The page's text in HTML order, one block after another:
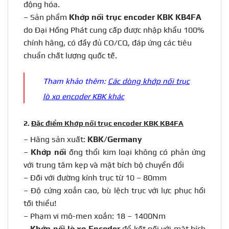
động hóa.
– Sản phẩm Khớp nối trục encoder KBK KB4FA
do Đại Hồng Phát cung cấp được nhập khẩu 100%
chính hãng, có đầy đủ CO/CQ, đáp ứng các tiêu
chuẩn chất lượng quốc tế.
Tham khảo thêm: Các dòng khớp nối trục
lò xo encoder KBK khác
2. Đặc điểm Khớp nối trục encoder KBK KB4FA
– Hãng sản xuất: KBK/Germany
– Khớp nối ống thổi kim loại không có phản ứng
với trung tâm kẹp và mặt bích bộ chuyển đổi
– Đối với đường kính trục từ 10 – 80mm
– Độ cứng xoắn cao, bù lệch trục với lực phục hồi
tối thiểu!
– Phạm vi mô-men xoắn: 18 – 1400Nm